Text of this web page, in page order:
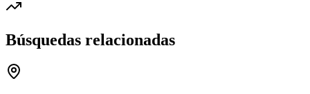
Búsquedas relacionadas